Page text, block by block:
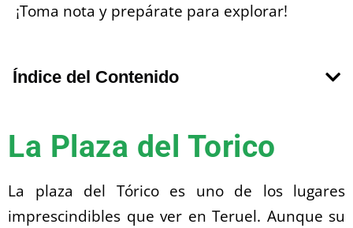
¡Toma nota y prepárate para explorar!
Índice del Contenido
La Plaza del Torico
La plaza del Tórico es uno de los lugares
imprescindibles que ver en Teruel. Aunque su